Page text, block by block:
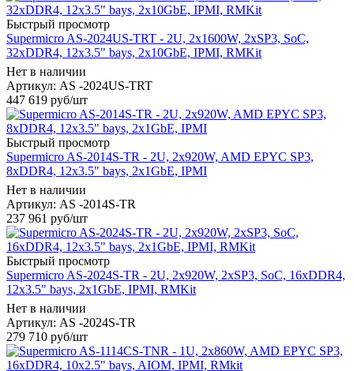
Быстрый просмотр
Supermicro AS-2024US-TRT - 2U, 2x1600W, 2xSP3, SoC,
32xDDR4, 12x3.5" bays, 2x10GbE, IPMI, RMKit
Нет в наличии
Артикул: AS -2024US-TRT
447 619 руб/шт
Быстрый просмотр
Supermicro AS-2014S-TR - 2U, 2x920W, AMD EPYC SP3,
8xDDR4, 12x3.5" bays, 2x1GbE, IPMI
Нет в наличии
Артикул: AS -2014S-TR
237 961 руб/шт
Быстрый просмотр
Supermicro AS-2024S-TR - 2U, 2x920W, 2xSP3, SoC, 16xDDR4,
12x3.5" bays, 2x1GbE, IPMI, RMKit
Нет в наличии
Артикул: AS -2024S-TR
279 710 руб/шт